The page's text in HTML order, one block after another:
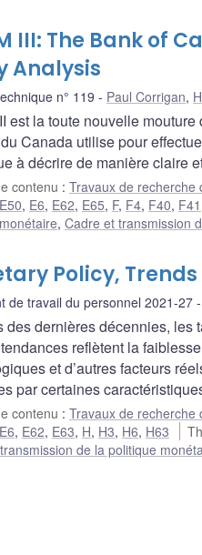
III: The Bank of
Analysis
n° 119 Paul Corrigan,
est la toute nouvelle
Canada utilise pour
à décrire de manière claire
contenu : Travaux de recherche
E50, E6, E62, E65, F, F4, F40, F41
, Cadre et transmission
Policy,
de travail du personnel 2021-27
des dernières décennies, les
reflètent la
et d’autres facteurs
par certaines
contenu : Travaux de recherche
E6, E62, E63, H, H3, H6, H63
de la politique